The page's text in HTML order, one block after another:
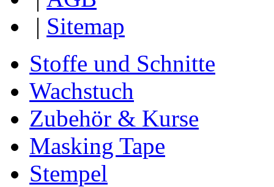
| Sitemap
Stoffe und Schnitte
Wachstuch
Zubehör & Kurse
Masking Tape
Stempel